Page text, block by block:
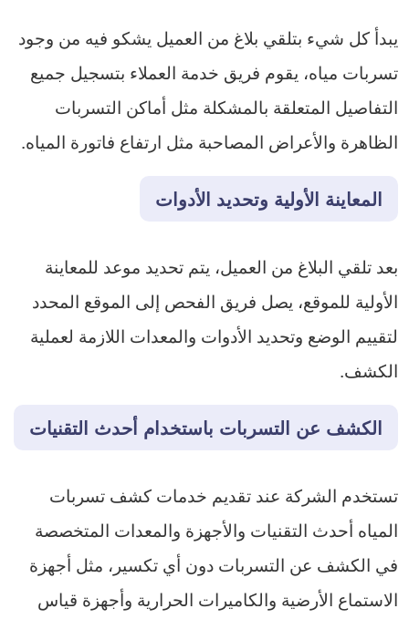
يبدأ كل شيء بتلقي بلاغ من العميل يشكو فيه من وجود
تسربات مياه، يقوم فريق خدمة العملاء بتسجيل جميع
التفاصيل المتعلقة بالمشكلة مثل أماكن التسربات
الظاهرة والأعراض المصاحبة مثل ارتفاع فاتورة المياه.
المعاينة الأولية وتحديد الأدوات
بعد تلقي البلاغ من العميل، يتم تحديد موعد للمعاينة
الأولية للموقع، يصل فريق الفحص إلى الموقع المحدد
لتقييم الوضع وتحديد الأدوات والمعدات اللازمة لعملية
الكشف.
الكشف عن التسربات باستخدام أحدث التقنيات
تستخدم الشركة عند تقديم خدمات كشف تسربات
المياه أحدث التقنيات والأجهزة والمعدات المتخصصة
في الكشف عن التسربات دون أي تكسير، مثل أجهزة
الاستماع الأرضية والكاميرات الحرارية وأجهزة قياس